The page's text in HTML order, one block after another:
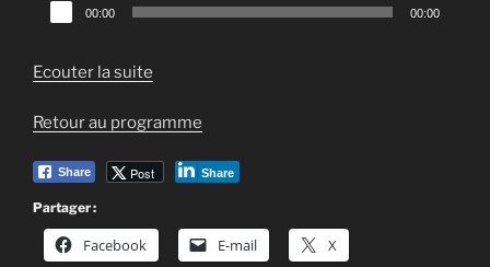
audio
00:00 00:00
Ecouter la suite
Retour au programme
Share Post Share
Partager :
Facebook E-mail X